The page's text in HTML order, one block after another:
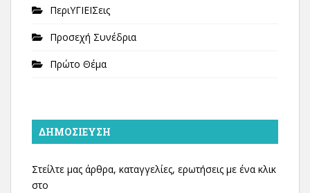
ΠεριΥΓΙΕΙΣεις
Προσεχή Συνέδρια
Πρώτο Θέμα
ΔΗΜΟΣΊΕΥΣΗ
Στείλτε μας άρθρα, καταγγελίες, ερωτήσεις με ένα κλικ
στο